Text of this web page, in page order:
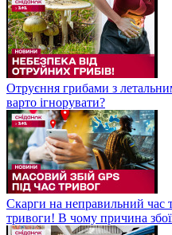
Отруєння грибами з
варто ігнорувати?
Скарги на неправильний час
тривоги! В чому причина